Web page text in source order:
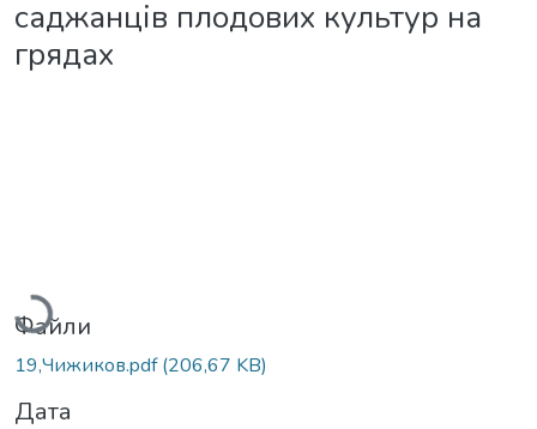
саджанців плодових культур на
грядах
Вантажиться...
Файли
19,Чижиков.pdf(206,67 KB)
Дата